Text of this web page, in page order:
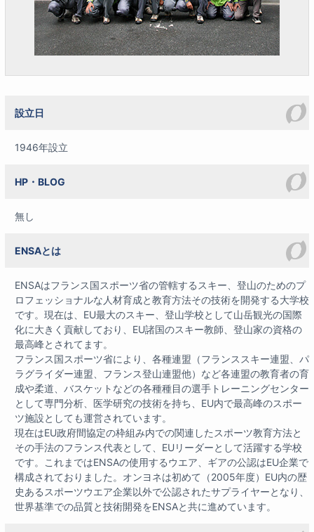
設立日
1946年設立
HP・BLOG
無し
ENSAとは
ENSAはフランス国スポーツ省の管轄するスキー、登山のためのプ
ロフェッショナルな人材育成と教育方法その技術を開発する大学校
です。現在は、EU最大のスキー、登山学校として山岳観光の国際
化に大きく貢献しており、EU諸国のスキー教師、登山家の資格の
最高峰とされてます。
フランス国スポーツ省により、各種連盟（フランススキー連盟、パ
ラグライダー連盟、フランス登山連盟他）など各連盟の教育者の育
成や柔道、バスケットなどの各種種目の選手トレーニングセンター
として専門分析、医学研究の技術を持ち、EU内で最高峰のスポー
ツ施設としても運営されています。
現在はEU政府間協定の枠組み内での関連したスポーツ教育方法と
その手法のフランス代表として、EUリーダーとして活躍する学校
です。これまではENSAの使用するウエア、ギアの公認はEU企業で
構成されておりました。オンヨネは初めて（2005年度）EU内の歴
史あるスポーツウエア企業以外で公認されたサプライヤーとなり、
世界基準での品質と技術開発をENSAと共に進めています。